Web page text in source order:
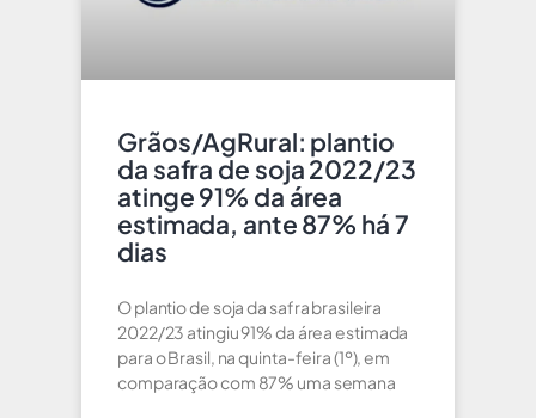
Grãos/AgRural: plantio
da safra de soja 2022/23
atinge 91% da área
estimada, ante 87% há 7
dias
O plantio de soja da safra brasileira
2022/23 atingiu 91% da área estimada
para o Brasil, na quinta-feira (1º), em
comparação com 87% uma semana